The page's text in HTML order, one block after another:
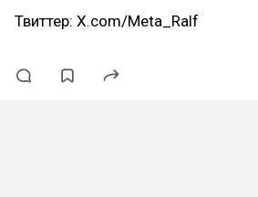
Твиттер: X.com/Meta_Ralf